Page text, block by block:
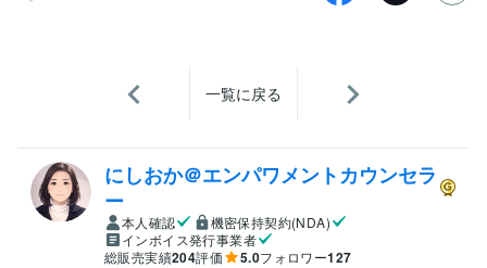
一覧に戻る
にしおか＠エンパワメントカウンセラ
ー
本人確認
機密保持契約(NDA)
インボイス発行事業者
総販売実績204評価 5.0フォロワー127